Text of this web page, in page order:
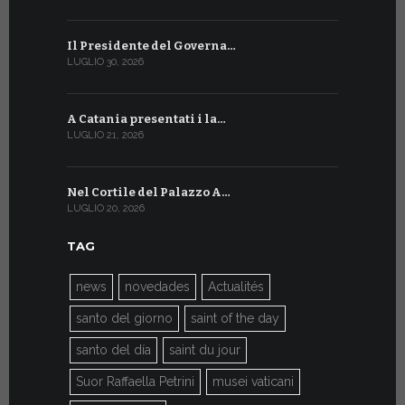
Il Presidente del Governa…
LUGLIO 30, 2026
A Catania presentati i la…
LUGLIO 21, 2026
Nel Cortile del Palazzo A…
LUGLIO 20, 2026
TAG
news novedades Actualités
santo del giorno saint of the day
santo del día saint du jour
Suor Raffaella Petrini musei vaticani